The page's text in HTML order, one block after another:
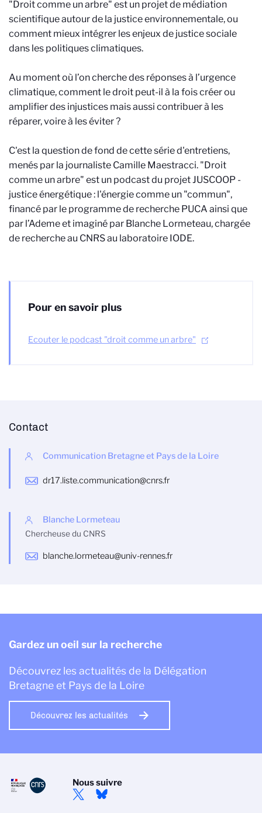
"Droit comme un arbre" est un projet de médiation
scientifique autour de la justice environnementale, ou
comment mieux intégrer les enjeux de justice sociale
dans les politiques climatiques.
Au moment où l’on cherche des réponses à l’urgence
climatique, comment le droit peut-il à la fois créer ou
amplifier des injustices mais aussi contribuer à les
réparer, voire à les éviter ?
C'est la question de fond de cette série d'entretiens,
menés par la journaliste Camille Maestracci. "Droit
comme un arbre" est un podcast du projet JUSCOOP -
justice énergétique : l'énergie comme un "commun",
financé par le programme de recherche PUCA ainsi que
par l’Ademe et imaginé par Blanche Lormeteau, chargée
de recherche au CNRS au laboratoire IODE.
Pour en savoir plus
Ecouter le podcast "droit comme un arbre"
Contact
Communication Bretagne et Pays de la Loire
dr17.liste.communication@cnrs.fr
Blanche Lormeteau
Chercheuse du CNRS
blanche.lormeteau@univ-rennes.fr
Gardez un oeil sur la recherche
Découvrez les actualités de la Délégation
Bretagne et Pays de la Loire
Découvrez les actualités
Nous suivre